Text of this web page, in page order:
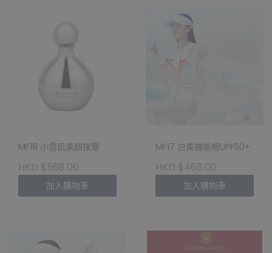
MF18 小雪肌美顏按摩
HKD $568.00
加入購物車
MF17 白美機能帽UPF50+
HKD $468.00
加入購物車